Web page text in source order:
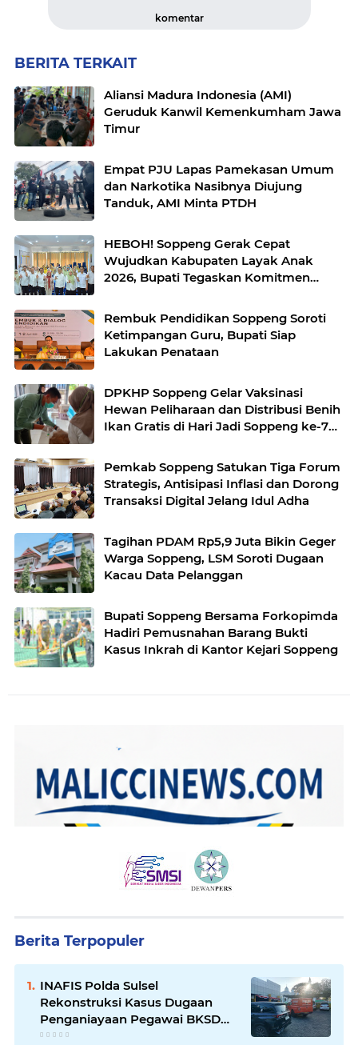
komentar
BERITA TERKAIT
Aliansi Madura Indonesia (AMI)
Geruduk Kanwil Kemenkumham Jawa
Timur
Empat PJU Lapas Pamekasan Umum
dan Narkotika Nasibnya Diujung
Tanduk, AMI Minta PTDH
HEBOH! Soppeng Gerak Cepat
Wujudkan Kabupaten Layak Anak
2026, Bupati Tegaskan Komitmen
Rembuk Pendidikan Soppeng Soroti
Ketimpangan Guru, Bupati Siap
Lakukan Penataan
DPKHP Soppeng Gelar Vaksinasi
Hewan Peliharaan dan Distribusi Benih
Ikan Gratis di Hari Jadi Soppeng ke-765
Pemkab Soppeng Satukan Tiga Forum
Strategis, Antisipasi Inflasi dan Dorong
Transaksi Digital Jelang Idul Adha
Tagihan PDAM Rp5,9 Juta Bikin Geger
Warga Soppeng, LSM Soroti Dugaan
Kacau Data Pelanggan
Bupati Soppeng Bersama Forkopimda
Hadiri Pemusnahan Barang Bukti
Kasus Inkrah di Kantor Kejari Soppeng
Berita Terpopuler
INAFIS Polda Sulsel
Rekonstruksi Kasus Dugaan
Penganiayaan Pegawai BKSDM
Soppeng